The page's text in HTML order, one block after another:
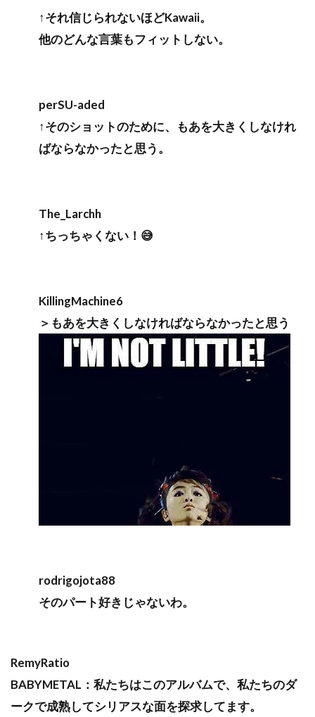
↑それ信じられないほどKawaii。
他のどんな言葉もフィットしない。
perSU-aded
↑そのショットのために、もあを大きくしなけれ
ばならなかったと思う。
The_Larchh
↑ちっちゃくない！😅
KillingMachine6
＞もあを大きくしなければならなかったと思う
rodrigojota88
そのパート好きじゃないわ。
RemyRatio
BABYMETAL：私たちはこのアルバムで、私たちのダ
ークで成熟してシリアスな面を探求してます。